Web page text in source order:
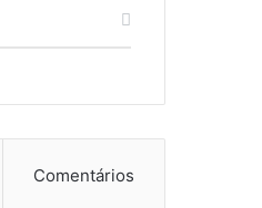
Comentários